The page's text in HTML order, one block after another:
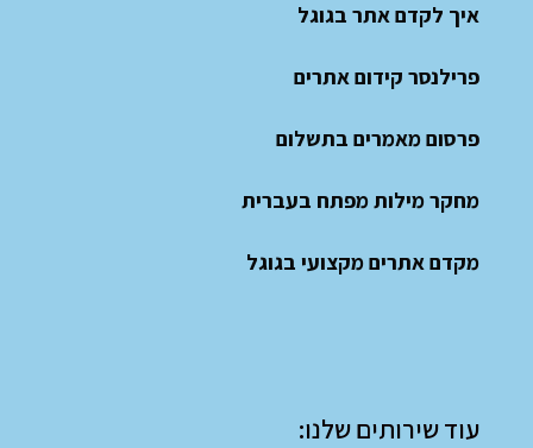
איך לקדם אתר בגוגל
פרילנסר קידום אתרים
פרסום מאמרים בתשלום
מחקר מילות מפתח בעברית
מקדם אתרים מקצועי בגוגל
עוד שירותים שלנו: